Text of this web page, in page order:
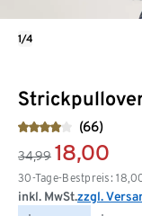
(66)
34,99 18,00
30-Tage-Bestpreis:
inkl. MwSt.zzgl.
1/4